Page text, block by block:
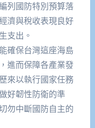
列國防特別預算落
濟與稅收表現良好
支出。
確保台灣這座海島
進而保障各產業發
來以執行國家任務
好韌性防衛的準
勿中斷國防自主的